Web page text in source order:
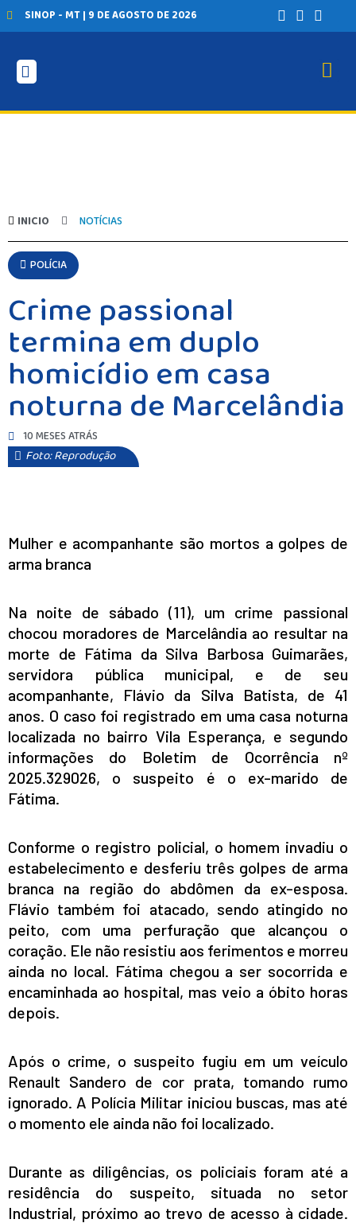
SINOP - MT | 9 DE AGOSTO DE 2026
INICIO NOTÍCIAS
POLÍCIA
Crime passional
termina em duplo
homicídio em casa
noturna de Marcelândia
10 MESES ATRÁS
Foto: Reprodução
Mulher e acompanhante são mortos a golpes de
arma branca
Na noite de sábado (11), um crime passional
chocou moradores de Marcelândia ao resultar na
morte de Fátima da Silva Barbosa Guimarães,
servidora pública municipal, e de seu
acompanhante, Flávio da Silva Batista, de 41
anos. O caso foi registrado em uma casa noturna
localizada no bairro Vila Esperança, e segundo
informações do Boletim de Ocorrência nº
2025.329026, o suspeito é o ex-marido de
Fátima.
Conforme o registro policial, o homem invadiu o
estabelecimento e desferiu três golpes de arma
branca na região do abdômen da ex-esposa.
Flávio também foi atacado, sendo atingido no
peito, com uma perfuração que alcançou o
coração. Ele não resistiu aos ferimentos e morreu
ainda no local. Fátima chegou a ser socorrida e
encaminhada ao hospital, mas veio a óbito horas
depois.
Após o crime, o suspeito fugiu em um veículo
Renault Sandero de cor prata, tomando rumo
ignorado. A Polícia Militar iniciou buscas, mas até
o momento ele ainda não foi localizado.
Durante as diligências, os policiais foram até a
residência do suspeito, situada no setor
Industrial, próximo ao trevo de acesso à cidade.